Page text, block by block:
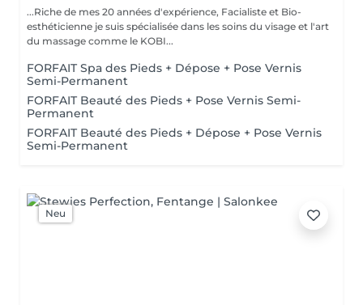
...Riche de mes 20 années d'expérience, Facialiste et Bio-
esthéticienne je suis spécialisée dans les soins du visage et l'art
du massage comme le KOBI...
FORFAIT Spa des Pieds + Dépose + Pose Vernis
Semi-Permanent
FORFAIT Beauté des Pieds + Pose Vernis Semi-
Permanent
FORFAIT Beauté des Pieds + Dépose + Pose Vernis
Semi-Permanent
Neu